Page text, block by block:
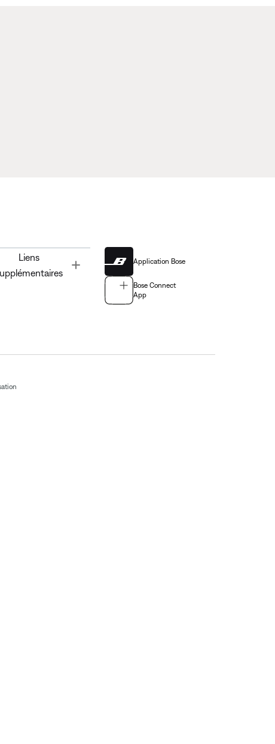
Liens
Application Bose
Bose Connect
App